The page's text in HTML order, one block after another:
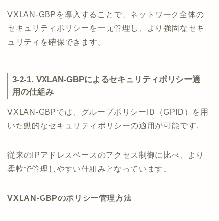
VXLAN-GBPを導入することで、ネットワーク全体の
セキュリティポリシーを一元管理し、より強固なセキ
ュリティを確保できます。
3-2-1. VXLAN-GBPによるセキュリティポリシー適
用の仕組み
VXLAN-GBPでは、グループポリシーID（GPID）を用
いた動的なセキュリティポリシーの適用が可能です。
従来のIPアドレスベースのアクセス制御に比べ、より
柔軟で管理しやすい仕組みとなっています。
VXLAN-GBPのポリシー管理方法